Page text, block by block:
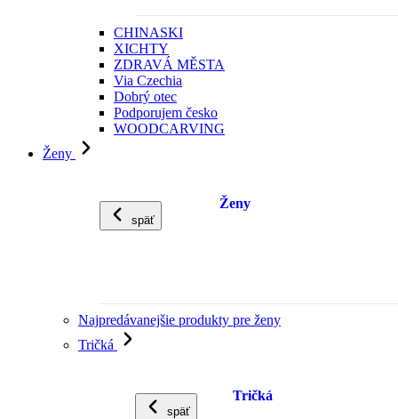
CHINASKI
XICHTY
ZDRAVÁ MĚSTA
Via Czechia
Dobrý otec
Podporujem česko
WOODCARVING
Ženy
späť
Ženy
Najpredávanejšie produkty pre ženy
Tričká
späť
Tričká